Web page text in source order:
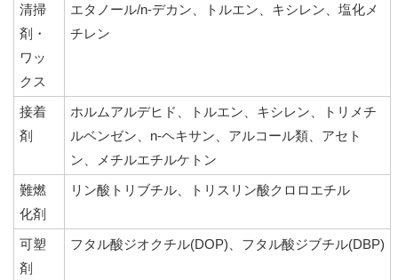
清掃
剤・
ワッ
クス
エタノール/n-デカン、トルエン、キシレン、塩化メ
チレン
接着
剤
ホルムアルデヒド、トルエン、キシレン、トリメチ
ルベンゼン、n-ヘキサン、アルコール類、アセト
ン、メチルエチルケトン
難燃
化剤
リン酸トリブチル、トリスリン酸クロロエチル
可塑
剤
フタル酸ジオクチル(DOP)、フタル酸ジブチル(DBP)